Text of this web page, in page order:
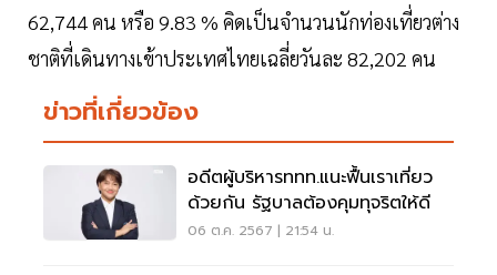
62,744 คน หรือ 9.83 % คิดเป็นจำนวนนักท่องเที่ยวต่าง
ชาติที่เดินทางเข้าประเทศไทยเฉลี่ยวันละ 82,202 คน
ข่าวที่เกี่ยวข้อง
อดีตผู้บริหารททท.แนะฟื้นเราเที่ยว
ด้วยกัน รัฐบาลต้องคุมทุจริตให้ดี
06 ต.ค. 2567 | 21:54 น.